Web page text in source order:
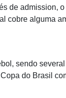
de admission,
cobre alguma
sendo
do Brasil